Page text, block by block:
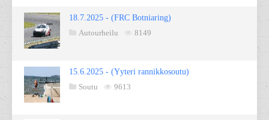
18.7.2025 - (FRC Botniaring)
Autourheilu
8149
15.6.2025 - (Yyteri rannikkosoutu)
Soutu
9613